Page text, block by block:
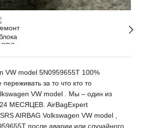
VW model 5N0959655T 100%
за то что кто то
VW model . Мы – один из
МЕСЯЦЕВ. AirBagExpert
AIRBAG Volkswagen VW model ,
после аварии или случайного